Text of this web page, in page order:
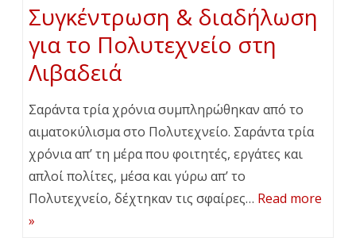
Συγκέντρωση & διαδήλωση
για το Πολυτεχνείο στη
Λιβαδειά
Σαράντα τρία χρόνια συμπληρώθηκαν από το
αιματοκύλισμα στο Πολυτεχνείο. Σαράντα τρία
χρόνια απ’ τη μέρα που φοιτητές, εργάτες και
απλοί πολίτες, μέσα και γύρω απ’ το
Πολυτεχνείο, δέχτηκαν τις σφαίρες… Read more
»